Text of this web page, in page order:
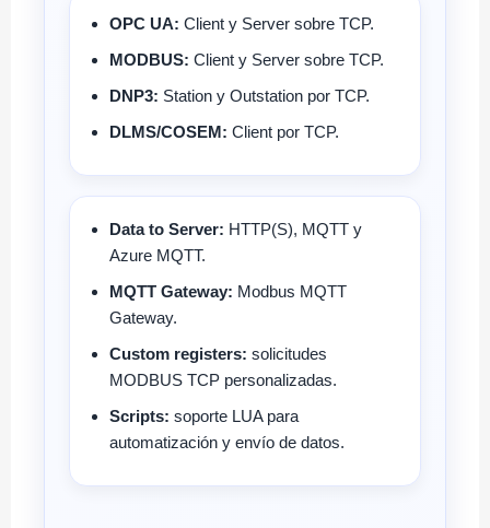
OPC UA: Client y Server sobre TCP.
MODBUS: Client y Server sobre TCP.
DNP3: Station y Outstation por TCP.
DLMS/COSEM: Client por TCP.
Data to Server: HTTP(S), MQTT y
Azure MQTT.
MQTT Gateway: Modbus MQTT
Gateway.
Custom registers: solicitudes
MODBUS TCP personalizadas.
Scripts: soporte LUA para
automatización y envío de datos.